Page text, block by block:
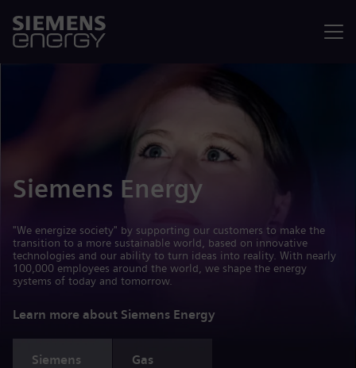
Siemens Energy
"We energize society" by supporting our customers to make the
transition to a more sustainable world, based on innovative
technologies and our ability to turn ideas into reality. With nearly
100,000 employees around the world, we shape the energy
systems of today and tomorrow.
Learn more about Siemens Energy
Siemens
Gas